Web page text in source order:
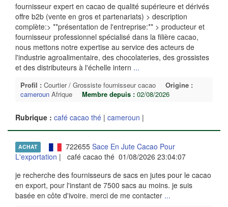
fournisseur expert en cacao de qualité supérieure et dérivés
offre b2b (vente en gros et partenariats) > description
complète:> **présentation de l'entreprise:** > producteur et
fournisseur professionnel spécialisé dans la filière cacao,
nous mettons notre expertise au service des acteurs de
l'industrie agroalimentaire, des chocolateries, des grossistes
et des distributeurs à l'échelle intern ...
Profil : Courtier / Grossiste fournisseur cacao
Origine :
cameroun Afrique Membre depuis : 02/08/2026
Rubrique : café cacao thé | cameroun |
ACHAT 722655 Sace En Jute Cacao Pour
L'exportation | café cacao thé 01/08/2026 23:04:07
je recherche des fournisseurs de sacs en jutes pour le cacao
en export, pour l'instant de 7500 sacs au moins. je suis
basée en côte d'ivoire. merci de me contacter ...